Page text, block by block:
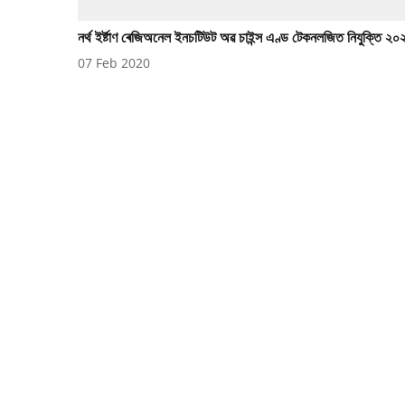
নৰ্থ ইৰ্ষ্টাণ ৰেজিঅনেল ইনচটিউট অৱ চাইন্স এণ্ড টেকনলজিত নিযুক্তি
07 Feb 2020